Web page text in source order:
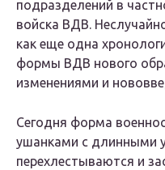
подразделений в
войска ВДВ.
как еще одна
формы ВДВ нового
изменениями и
Сегодня форма
ушанками с длинными
перехлестываются и